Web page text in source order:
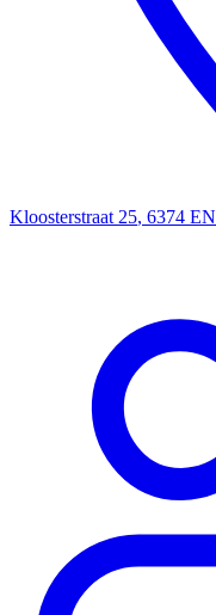
Kloosterstraat 25, 6374 EN